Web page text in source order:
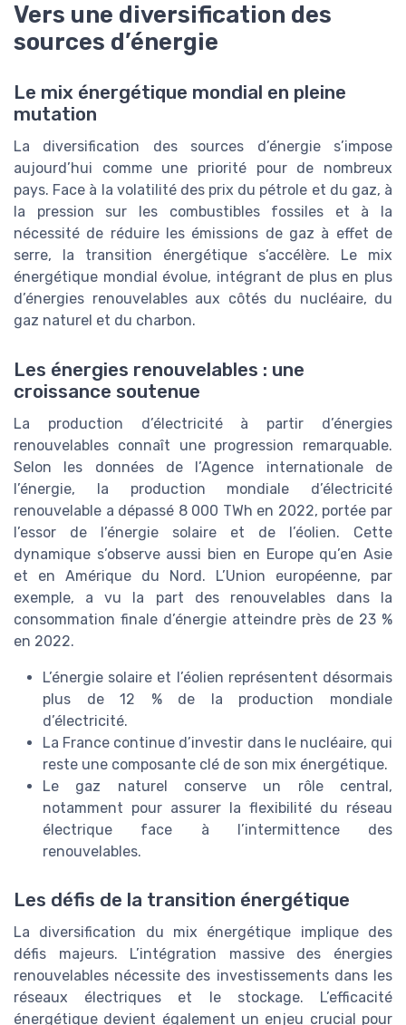
Vers une diversification des
sources d’énergie
Le mix énergétique mondial en pleine
mutation
La diversification des sources d’énergie s’impose
aujourd’hui comme une priorité pour de nombreux
pays. Face à la volatilité des prix du pétrole et du gaz, à
la pression sur les combustibles fossiles et à la
nécessité de réduire les émissions de gaz à effet de
serre, la transition énergétique s’accélère. Le mix
énergétique mondial évolue, intégrant de plus en plus
d’énergies renouvelables aux côtés du nucléaire, du
gaz naturel et du charbon.
Les énergies renouvelables : une
croissance soutenue
La production d’électricité à partir d’énergies
renouvelables connaît une progression remarquable.
Selon les données de l’Agence internationale de
l’énergie, la production mondiale d’électricité
renouvelable a dépassé 8 000 TWh en 2022, portée par
l’essor de l’énergie solaire et de l’éolien. Cette
dynamique s’observe aussi bien en Europe qu’en Asie
et en Amérique du Nord. L’Union européenne, par
exemple, a vu la part des renouvelables dans la
consommation finale d’énergie atteindre près de 23 %
en 2022.
L’énergie solaire et l’éolien représentent désormais
plus de 12 % de la production mondiale
d’électricité.
La France continue d’investir dans le nucléaire, qui
reste une composante clé de son mix énergétique.
Le gaz naturel conserve un rôle central,
notamment pour assurer la flexibilité du réseau
électrique face à l’intermittence des
renouvelables.
Les défis de la transition énergétique
La diversification du mix énergétique implique des
défis majeurs. L’intégration massive des énergies
renouvelables nécessite des investissements dans les
réseaux électriques et le stockage. L’efficacité
énergétique devient également un enjeu crucial pour